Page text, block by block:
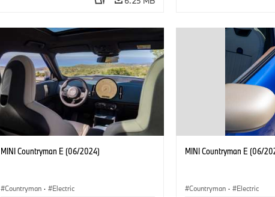
MINI Countryman E (06/2024)
Countryman · Electric
MINI Countryman E (06/
Countryman · Electric